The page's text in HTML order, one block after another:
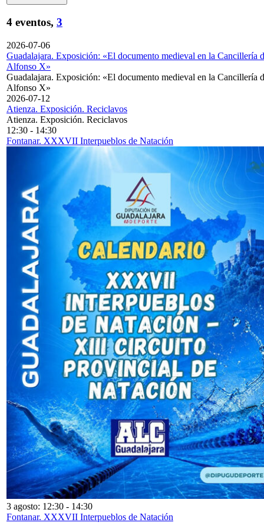
4 eventos, 3
2026-07-06
Guadalajara. Exposición: «El documento medieval en la Cancillería
Alfonso X»
Guadalajara. Exposición: «El documento medieval en la Cancillería
Alfonso X»
2026-07-12
Atienza. Exposición. Reciclavos
Atienza. Exposición. Reciclavos
12:30 - 14:30
Fontanar. XXXVII Interpueblos de Natación
3 agosto: 12:30 - 14:30
Fontanar. XXXVII Interpueblos de Natación